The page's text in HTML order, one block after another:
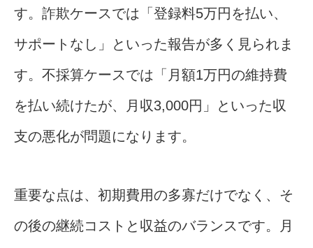
す。詐欺ケースでは「登録料5万円を払い、
サポートなし」といった報告が多く見られま
す。不採算ケースでは「月額1万円の維持費
を払い続けたが、月収3,000円」といった収
支の悪化が問題になります。
重要な点は、初期費用の多寡だけでなく、そ
の後の継続コストと収益のバランスです。月